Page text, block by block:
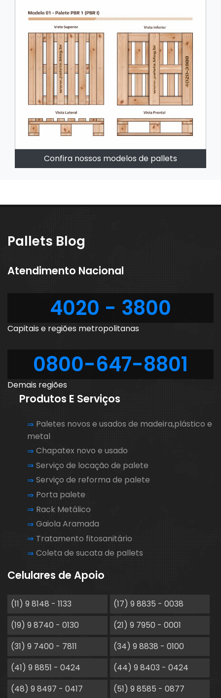
Confira nossos modelos de pallets
Pallets Blog
Atendimento Nacional
4020 - 3800
Capitais e regiões metropolitanas
0800-647-8801
Demais regiões
Produtos E Serviços
Paletes novos e usados de madeira,plástico e
metal
Chapatex novo e usado
Serviço de locação de palete
Serviço de reforma de palete
Porta palete
Rack Metálico
Gaiola Aramada
Tratamento fitosanitário
Coleta de sucata de pallets
Celulares de Apoio
(11) 9 8148 - 1133
(17) 9 8835 - 0038
(19) 9 8740 - 0130
(21) 9 7950 - 0001
(31) 9 7400 - 7811
(34) 9 8838 - 0100
(41) 9 8851 - 0424
(44) 9 8403 - 0424
(48) 9 8497 - 0417
(51) 9 8585 - 0877